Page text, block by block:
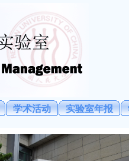
学术活动 实验室年报